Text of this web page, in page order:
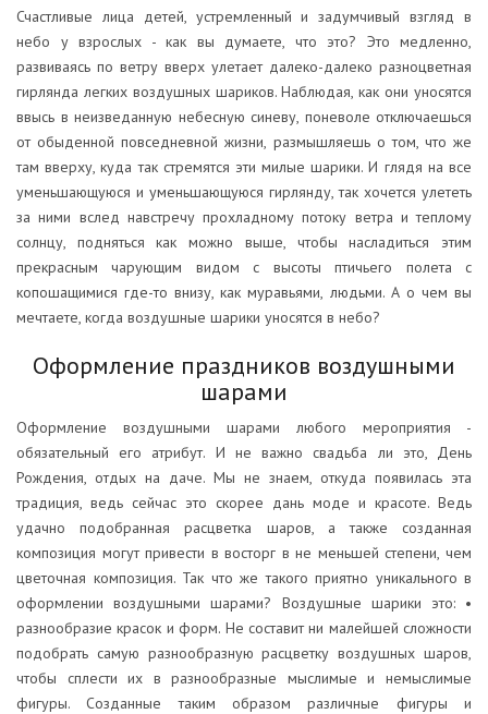
Счастливые лица детей, устремленный и задумчивый взгляд в
небо у взрослых - как вы думаете, что это? Это медленно,
развиваясь по ветру вверх улетает далеко-далеко разноцветная
гирлянда легких воздушных шариков. Наблюдая, как они уносятся
ввысь в неизведанную небесную синеву, поневоле отключаешься
от обыденной повседневной жизни, размышляешь о том, что же
там вверху, куда так стремятся эти милые шарики. И глядя на все
уменьшающуюся и уменьшающуюся гирлянду, так хочется улететь
за ними вслед навстречу прохладному потоку ветра и теплому
солнцу, подняться как можно выше, чтобы насладиться этим
прекрасным чарующим видом с высоты птичьего полета с
копошащимися где-то внизу, как муравьями, людьми. А о чем вы
мечтаете, когда воздушные шарики уносятся в небо?
Оформление праздников воздушными
шарами
Оформление воздушными шарами любого мероприятия -
обязательный его атрибут. И не важно свадьба ли это, День
Рождения, отдых на даче. Мы не знаем, откуда появилась эта
традиция, ведь сейчас это скорее дань моде и красоте. Ведь
удачно подобранная расцветка шаров, а также созданная
композиция могут привести в восторг в не меньшей степени, чем
цветочная композиция. Так что же такого приятно уникального в
оформлении воздушными шарами? Воздушные шарики это: •
разнообразие красок и форм. Не составит ни малейшей сложности
подобрать самую разнообразную расцветку воздушных шаров,
чтобы сплести их в разнообразные мыслимые и немыслимые
фигуры. Созданные таким образом различные фигуры и